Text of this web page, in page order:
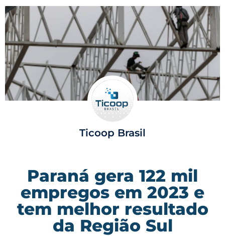
Ticoop Brasil
Paraná gera 122 mil
empregos em 2023 e
tem melhor resultado
da Região Sul